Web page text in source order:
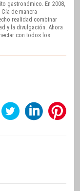
gastronómico. En 2008,
de manera
realidad combinar
y la divulgación. Ahora
con todos los